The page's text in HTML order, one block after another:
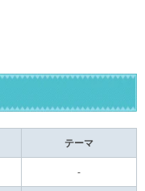
テーマ
-